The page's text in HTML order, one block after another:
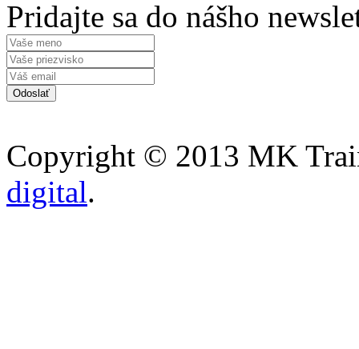
Pridajte sa do nášho
Copyright © 2013 MK
digital.